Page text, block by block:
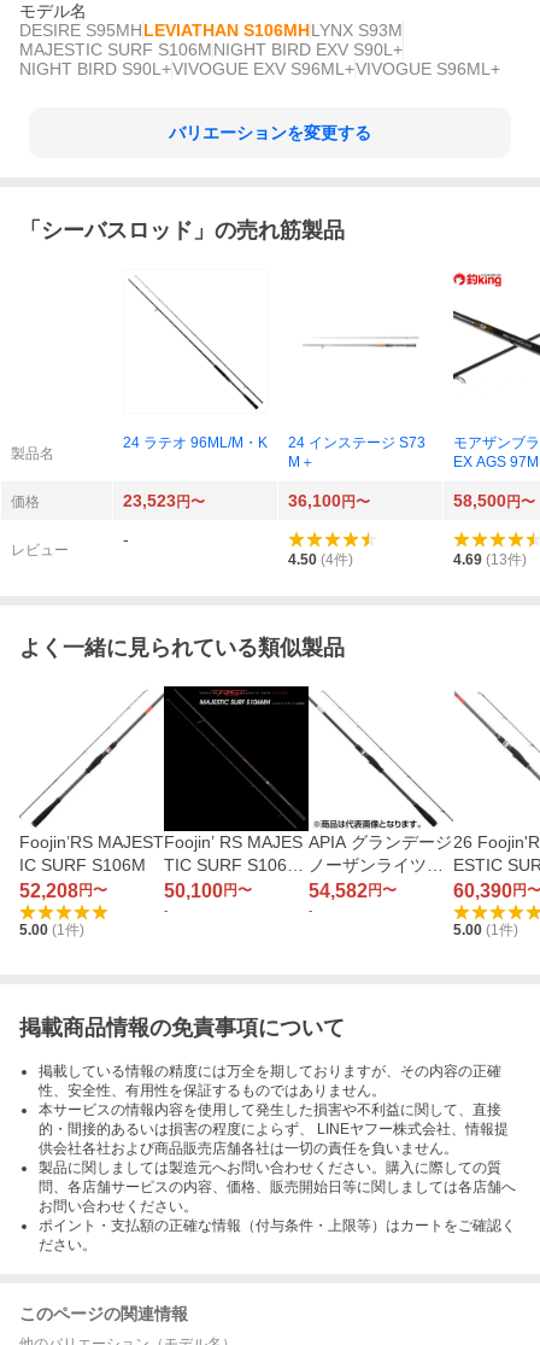
モデル名
DESIRE S95MHLEVIATHAN S106MHLYNX S93M
MAJESTIC SURF S106MNIGHT BIRD EXV S90L+
NIGHT BIRD S90L+VIVOGUE EXV S96ML+VIVOGUE S96ML+
バリエーションを変更する
「 シーバスロッド 」の売れ筋製品
製品名
24 ラテオ 96ML/M・K
24 インステージ S73
M＋
モアザンブ
EX AGS
価格 23,523円〜 36,100円〜 58,500円〜
レビュー
-
4.50 (4件) 4.69 (13件)
よく一緒に見られている類似製品
Foojin’RS MAJEST
IC SURF S106M
52,208円〜
5.00 (1件)
Foojin’ RS MAJES
TIC SURF S106M
H
50,100円〜
-
APIA グランデージ
ノーザンライツNO
VA S106M
54,582円〜
-
26
ESTIC
M
60,390円〜
5.00 (1件)
掲載商品情報の免責事項について
掲載している情報の精度には万全を期しておりますが、その内容の正確
性、安全性、有用性を保証するものではありません。
本サービスの情報内容を使用して発生した損害や不利益に関して、直接
的・間接的あるいは損害の程度によらず、 LINEヤフー株式会社、情報提
供会社各社および商品販売店舗各社は一切の責任を負いません。
製品に関しましては製造元へお問い合わせください。購入に際しての質
問、各店舗サービスの内容、価格、販売開始日等に関しましては各店舗へ
お問い合わせください。
ポイント・支払額の正確な情報（付与条件・上限等）はカートをご確認く
ださい。
このページの関連情報